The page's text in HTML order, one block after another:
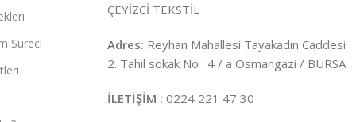
Süreci
ÇEYİZCİ TEKSTİL
Adres: Reyhan Mahallesi Tayakadın Caddesi
2. Tahıl sokak No : 4 / a Osmangazi / BURSA
İLETİŞİM : 0224 221 47 30